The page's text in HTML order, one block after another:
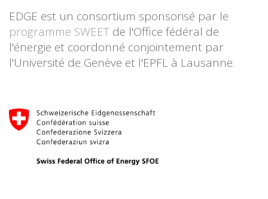
EDGE est un consortium sponsorisé par le
programme SWEET de l'Office fédéral de
l'énergie et coordonné conjointement par
l'Université de Genève et l'EPFL à Lausanne.